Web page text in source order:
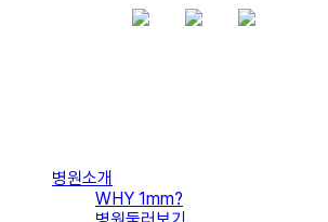
병원소개
WHY 1mm?